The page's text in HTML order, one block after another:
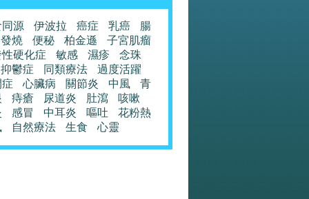
源 伊波拉 癌症 乳癌
腸
發燒
便秘 柏金遜
子宮肌瘤
硬化症
敏感 濕疹
念珠
抑鬱症
同類療法
過度活躍
心臟病 關節炎 中風
青
痔瘡 尿道炎 肚瀉
咳嗽
感冒 中耳炎 嘔吐
花粉熱
自然療法 生食 心靈